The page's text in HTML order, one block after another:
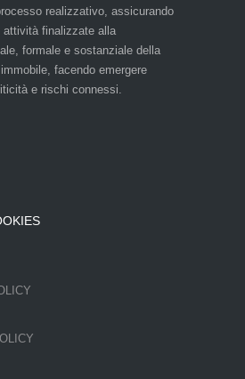
realizzativo, assicurando
attività finalizzate alla
formale e sostanziale della
facendo emergere
e rischi connessi.